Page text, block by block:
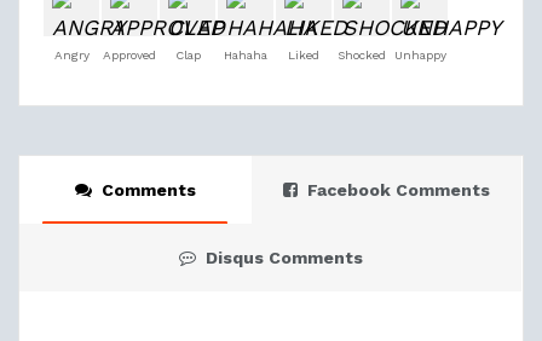
Angry Approved Clap Hahaha Liked Shocked Unhappy
Comments Facebook Comments
Disqus Comments